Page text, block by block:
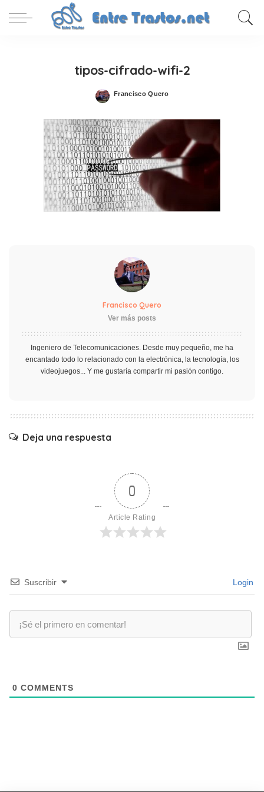
tipos-cifrado-wifi-2
Posted
Francisco Quero
Francisco Quero
Ver más posts
Ingeniero de Telecomunicaciones. Desde muy pequeño, me ha
encantado todo lo relacionado con la electrónica, la tecnología, los
videojuegos... Y me gustaría compartir mi pasión contigo.
Deja una respuesta
0
Article Rating
Suscribir Login
0 COMMENTS